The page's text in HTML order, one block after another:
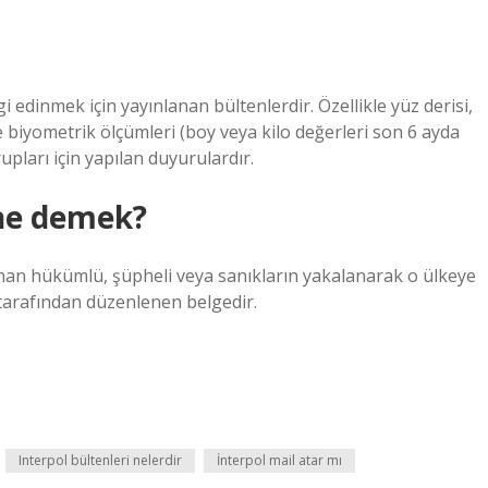
için yayınlanan bültenlerdir. Özellikle yüz derisi,
biyometrik ölçümleri (boy veya kilo değerleri son 6 ayda
için yapılan duyurulardır.
demek?
hükümlü, şüpheli veya sanıkların yakalanarak o ülkeye
düzenlenen belgedir.
Interpol bültenleri nelerdir İnterpol mail atar mı